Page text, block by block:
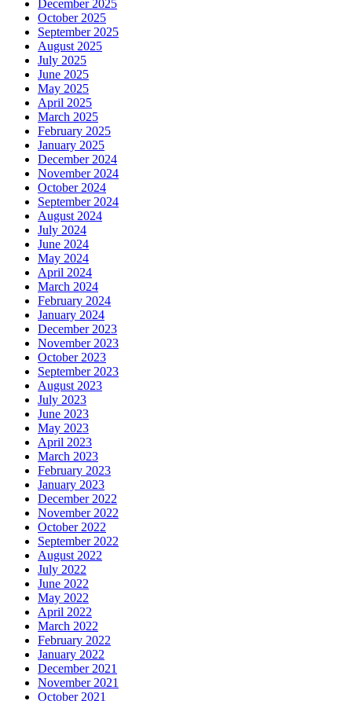
December 2025
October 2025
September 2025
August 2025
July 2025
June 2025
May 2025
April 2025
March 2025
February 2025
January 2025
December 2024
November 2024
October 2024
September 2024
August 2024
July 2024
June 2024
May 2024
April 2024
March 2024
February 2024
January 2024
December 2023
November 2023
October 2023
September 2023
August 2023
July 2023
June 2023
May 2023
April 2023
March 2023
February 2023
January 2023
December 2022
November 2022
October 2022
September 2022
August 2022
July 2022
June 2022
May 2022
April 2022
March 2022
February 2022
January 2022
December 2021
November 2021
October 2021